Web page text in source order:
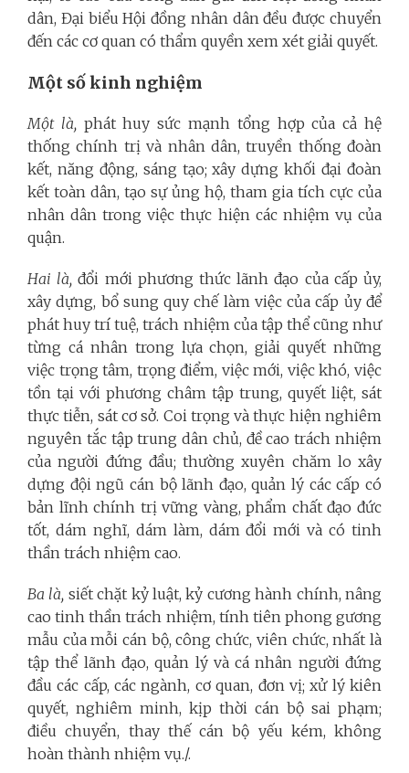
dân, Đại biểu Hội đồng nhân dân đều được chuyển
đến các cơ quan có thẩm quyền xem xét giải quyết.
Một số kinh nghiệm
Một là, phát huy sức mạnh tổng hợp của cả hệ
thống chính trị và nhân dân, truyền thống đoàn
kết, năng động, sáng tạo; xây dựng khối đại đoàn
kết toàn dân, tạo sự ủng hộ, tham gia tích cực của
nhân dân trong việc thực hiện các nhiệm vụ của
quận.
Hai là, đổi mới phương thức lãnh đạo của cấp ủy,
xây dựng, bổ sung quy chế làm việc của cấp ủy để
phát huy trí tuệ, trách nhiệm của tập thể cũng như
từng cá nhân trong lựa chọn, giải quyết những
việc trọng tâm, trọng điểm, việc mới, việc khó, việc
tồn tại với phương châm tập trung, quyết liệt, sát
thực tiễn, sát cơ sở. Coi trọng và thực hiện nghiêm
nguyên tắc tập trung dân chủ, đề cao trách nhiệm
của người đứng đầu; thường xuyên chăm lo xây
dựng đội ngũ cán bộ lãnh đạo, quản lý các cấp có
bản lĩnh chính trị vững vàng, phẩm chất đạo đức
tốt, dám nghĩ, dám làm, dám đổi mới và có tinh
thần trách nhiệm cao.
Ba là, siết chặt kỷ luật, kỷ cương hành chính, nâng
cao tinh thần trách nhiệm, tính tiên phong gương
mẫu của mỗi cán bộ, công chức, viên chức, nhất là
tập thể lãnh đạo, quản lý và cá nhân người đứng
đầu các cấp, các ngành, cơ quan, đơn vị; xử lý kiên
quyết, nghiêm minh, kịp thời cán bộ sai phạm;
điều chuyển, thay thế cán bộ yếu kém, không
hoàn thành nhiệm vụ./.